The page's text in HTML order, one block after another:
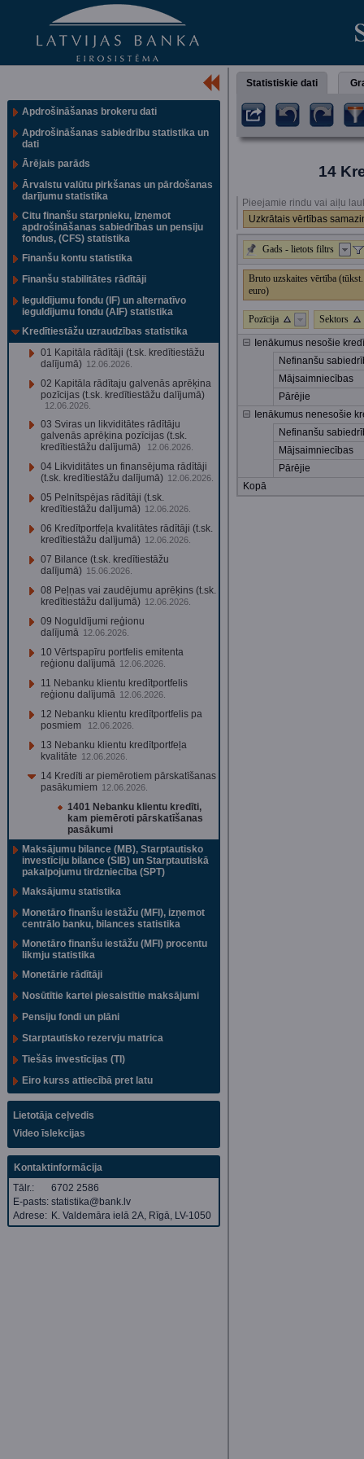
Apdrošināšanas brokeru dati
Apdrošināšanas sabiedrību statistika un
dati
Ārējais parāds
Ārvalstu valūtu pirkšanas un pārdošanas
darījumu statistika
Citu finanšu starpnieku, izņemot
apdrošināšanas sabiedrības un pensiju
fondus, (CFS) statistika
Finanšu kontu statistika
Finanšu stabilitātes rādītāji
Ieguldījumu fondu (IF) un alternatīvo
ieguldījumu fondu (AIF) statistika
Kredītiestāžu uzraudzības statistika
01 Kapitāla rādītāji (t.sk. kredītiestāžu
dalījumā) 12.06.2026.
02 Kapitāla rādītaju galvenās aprēķina
pozīcijas (t.sk. kredītiestāžu dalījumā)
12.06.2026.
03 Sviras un likviditātes rādītāju
galvenās aprēķina pozīcijas (t.sk.
kredītiestāžu dalījumā)
12.06.2026.
04 Likviditātes un finansējuma rādītāji
(t.sk. kredītiestāžu dalījumā) 12.06.2026.
05 Pelnītspējas rādītāji (t.sk.
kredītiestāžu dalījumā) 12.06.2026.
06 Kredītportfeļa kvalitātes rādītāji (t.sk.
kredītiestāžu dalījumā) 12.06.2026.
07 Bilance (t.sk. kredītiestāžu
dalījumā) 15.06.2026.
08 Peļņas vai zaudējumu aprēķins (t.sk.
kredītiestāžu dalījumā) 12.06.2026.
09 Noguldījumi reģionu
dalījumā 12.06.2026.
10 Vērtspapīru portfelis emitenta
reģionu dalījumā 12.06.2026.
11 Nebanku klientu kredītportfelis
reģionu dalījumā 12.06.2026.
12 Nebanku klientu kredītportfelis pa
posmiem
12.06.2026.
13 Nebanku klientu kredītportfeļa
kvalitāte 12.06.2026.
14 Kredīti ar piemērotiem pārskatīšanas
pasākumiem 12.06.2026.
1401 Nebanku klientu kredīti,
kam piemēroti pārskatīšanas
pasākumi
Maksājumu bilance (MB), Starptautisko
investīciju bilance (SIB) un Starptautiskā
pakalpojumu tirdzniecība (SPT)
Maksājumu statistika
Monetāro finanšu iestāžu (MFI), izņemot
centrālo banku, bilances statistika
Monetāro finanšu iestāžu (MFI) procentu
likmju statistika
Monetārie rādītāji
Nosūtītie kartei piesaistītie maksājumi
Pensiju fondi un plāni
Starptautisko rezervju matrica
Tiešās investīcijas (TI)
Eiro kurss attiecībā pret latu
Lietotāja ceļvedis
Video īslekcijas
Kontaktinformācija
Tālr.:
6702 2586
E-pasts: statistika@bank.lv
Adrese: K. Valdemāra ielā 2A, Rīgā, LV-1050
Statistiskie dati
14
Pieejamie rindu vai aiļu
Uzkrātais vērtības
Gads - lietots filtrs
Bruto uzskaites vērtība (tūkst.
euro)
Pozīcija Sektors
Ienākumus nesošie
Nefinanšu
Mājsaimniecības
Pārējie
Ienākumus nenesošie
Nefinanšu
Mājsaimniecības
Pārējie
Kopā